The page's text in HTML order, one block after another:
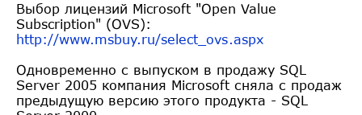
Выбор лицензий Microsoft "Open Value
Subscription" (OVS):
http://www.msbuy.ru/select_ovs.aspx
Одновременно с выпуском в продажу SQL
Server 2005 компания Microsoft сняла с продаж
предыдущую версию этого продукта - SQL